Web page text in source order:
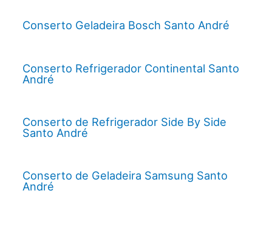
Conserto Geladeira Bosch Santo André
Conserto Refrigerador Continental Santo
André
Conserto de Refrigerador Side By Side
Santo André
Conserto de Geladeira Samsung Santo
André